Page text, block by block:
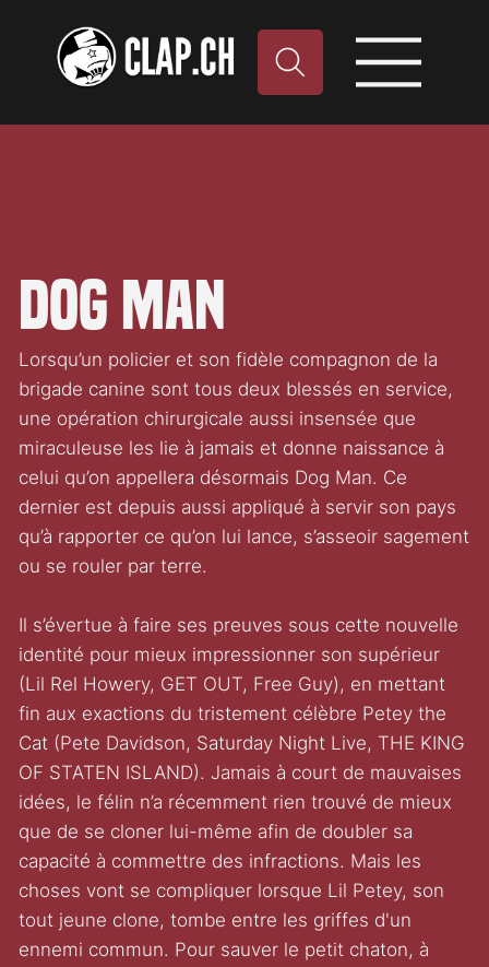
Dog Man
Lorsqu’un policier et son fidèle compagnon de la
brigade canine sont tous deux blessés en service,
une opération chirurgicale aussi insensée que
miraculeuse les lie à jamais et donne naissance à
celui qu’on appellera désormais Dog Man. Ce
dernier est depuis aussi appliqué à servir son pays
qu’à rapporter ce qu’on lui lance, s’asseoir sagement
ou se rouler par terre.
Il s’évertue à faire ses preuves sous cette nouvelle
identité pour mieux impressionner son supérieur
(Lil Rel Howery, GET OUT, Free Guy), en mettant
fin aux exactions du tristement célèbre Petey the
Cat (Pete Davidson, Saturday Night Live, THE KING
OF STATEN ISLAND). Jamais à court de mauvaises
idées, le félin n’a récemment rien trouvé de mieux
que de se cloner lui-même afin de doubler sa
capacité à commettre des infractions. Mais les
choses vont se compliquer lorsque Lil Petey, son
tout jeune clone, tombe entre les griffes d'un
ennemi commun. Pour sauver le petit chaton, à